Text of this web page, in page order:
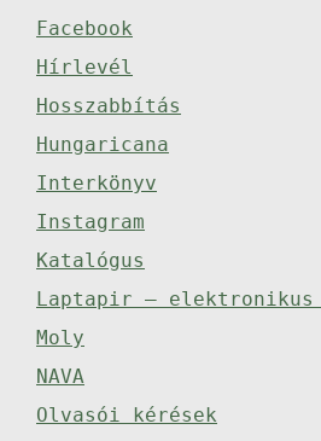
Facebook
Hírlevél
Hosszabbítás
Hungaricana
Interkönyv
Instagram
Katalógus
Laptapir – elektronikus
Moly
NAVA
Olvasói kérések